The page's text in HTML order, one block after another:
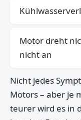
Motor dreht
nicht an
Nicht jedes
Motors – aber je
teurer wird es in